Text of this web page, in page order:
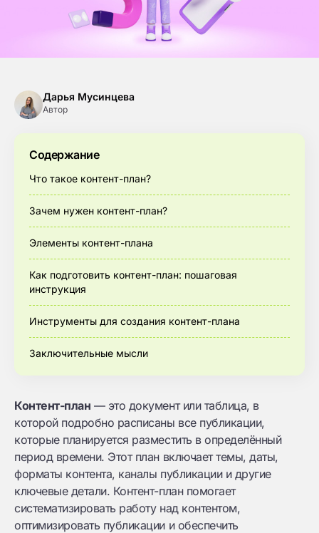
Дарья Мусинцева
Автор
Содержание
Что такое контент-план?
Зачем нужен контент-план?
Элементы контент-плана
Как подготовить контент-план: пошаговая
инструкция
Инструменты для создания контент-плана
Заключительные мысли
Контент-план — это документ или таблица, в
которой подробно расписаны все публикации,
которые планируется разместить в определённый
период времени. Этот план включает темы, даты,
форматы контента, каналы публикации и другие
ключевые детали. Контент-план помогает
систематизировать работу над контентом,
оптимизировать публикации и обеспечить